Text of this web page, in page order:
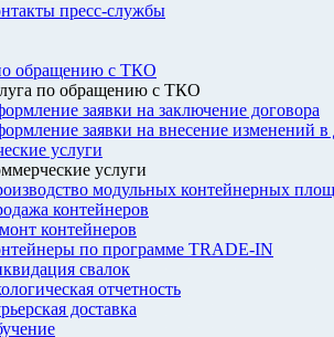
пресс-службы
обращению с ТКО
по обращению с ТКО
заявки на заключение договора
заявки на внесение изменений в
услуги
услуги
модульных контейнерных
контейнеров
контейнеров
по программе TRADE-IN
свалок
отчетность
доставка